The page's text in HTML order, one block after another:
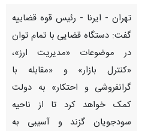
تهران - ایرنا - رئیس قوه قضاییه
گفت: دستگاه قضایی با تمام توان
در موضوعات «مدیریت ارز»،
«کنترل بازار» و «مقابله با
گرانفروشی و احتکار» به دولت
کمک خواهد کرد تا از ناحیه
سودجویان گزند و آسیبی به